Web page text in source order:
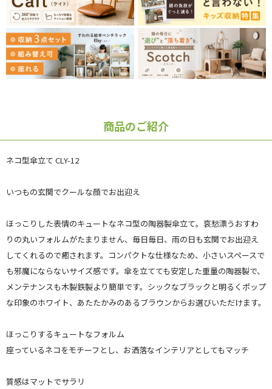
商品のご紹介
ネコ型傘立て CLY-12
いつもの玄関でクールな顔でお出迎え
ほっこりした表情のキュートなネコ型の陶器製傘立て。哀愁漂うおすわ
りの丸いフォルムがたまりません、毎日毎日、雨の日も玄関でお出迎え
してくれるので癒されます。コンパクトな仕様なため、小さいスペースで
も邪魔にならないサイズ感です。傘を立てても安定した重量の陶器製で、
メンテナンスも木製鉄製より簡単です。シックなブラックと明るくポップ
な印象のホワイト、あたたかみのあるブラウンからお選びいただけます。
ほっこりするキュートなフォルム
座っているネコをモチーフとし、お洒落なインテリアとしてもマッチ
質感はマットでサラリ